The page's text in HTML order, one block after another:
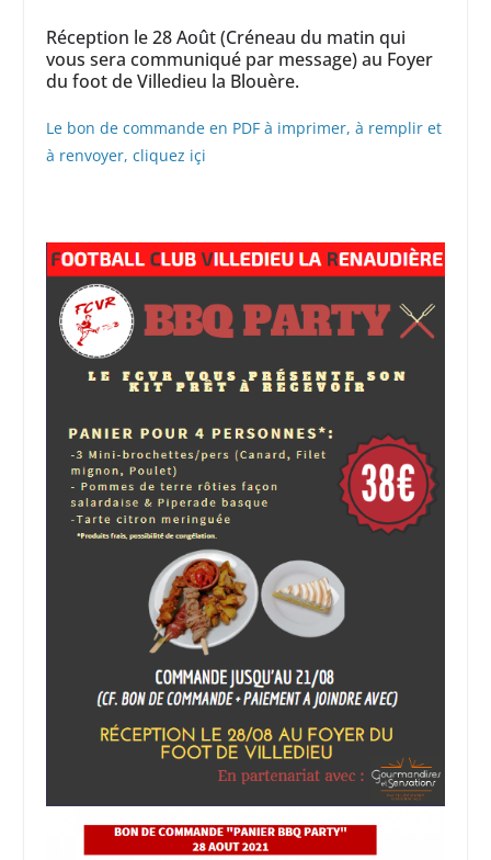
Réception le 28 Août (Créneau du matin qui
vous sera communiqué par message) au Foyer
du foot de Villedieu la Blouère.
Le bon de commande en PDF à imprimer, à remplir et
à renvoyer, cliquez içi